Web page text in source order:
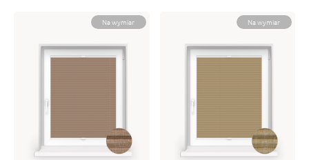
Na wymiar Na wymiar